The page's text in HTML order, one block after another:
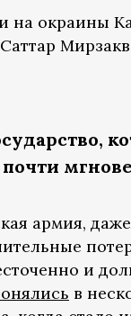
на окраины
армия,
и
в